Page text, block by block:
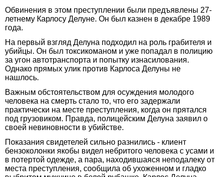
Обвинения в этом преступлении были предъявлены 27-
летнему Карлосу Делуне. Он был казнен в декабре 1989
года.
На первый взгляд Делуна подходил на роль грабителя и
убийцы. Он был токсикоманом и уже попадал в полицию
за угон автотранспорта и попытку изнасилования.
Однако прямых улик против Карлоса Делуны не
нашлось.
Важным обстоятельством для осуждения молодого
человека на смерть стало то, что его задержали
практически на месте преступления, когда он прятался
под грузовиком. Правда, полицейским Делуна заявил о
своей невиновности в убийстве.
Показания свидетелей сильно разнились - клиент
бензоколонки якобы видел небритого человека с усами и
в потертой одежде, а пара, находившаяся неподалеку от
места преступления, сообщила об ухоженном и гладко